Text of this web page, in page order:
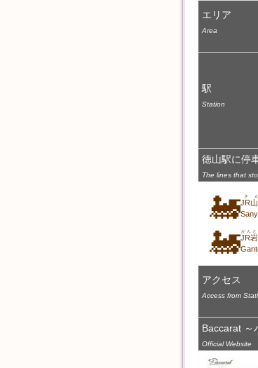
エリア
Area
駅
Station
徳山駅に停
The lines that
🚂JR
さ
🚂JR
がんと
アクセス
Access from
Baccarat ～
Official Website